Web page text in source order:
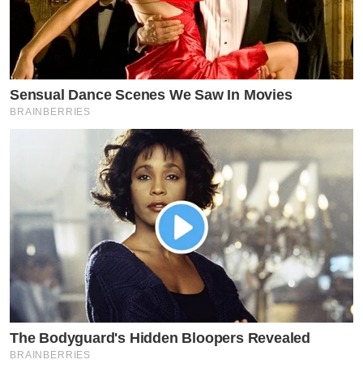
Sensual Dance Scenes We Saw In Movies
BRAINBERRIES
The Bodyguard's Hidden Bloopers Revealed
BRAINBERRIES